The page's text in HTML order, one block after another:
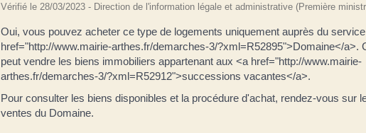
Vérifié le 28/03/2023 - Direction de l'information légale et administrative (Première
Oui, vous pouvez acheter ce type de logements uniquement auprès du
href="http://www.mairie-arthes.fr/demarches-3/?xml=R52895">Domaine</a>.
peut vendre les biens immobiliers appartenant aux <a href="http://www.mairie-
arthes.fr/demarches-3/?xml=R52912">successions vacantes</a>.
Pour consulter les biens disponibles et la procédure d'achat, rendez-vous sur
ventes du Domaine.